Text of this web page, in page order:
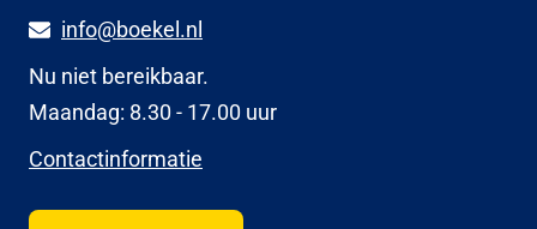
info@boekel.nl
Nu niet bereikbaar.
Maandag: 8.30 - 17.00 uur
Contactinformatie